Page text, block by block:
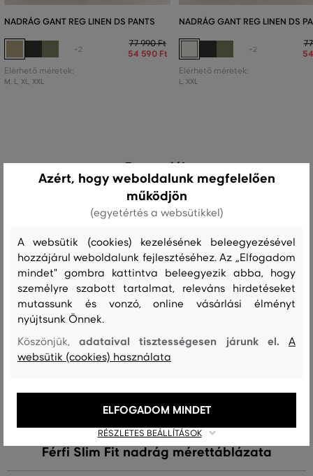
NADRÁG GANT REG LINEN DS PANTS
+2
77 990 Ft
54 590 Ft
Elérhető méretek:
M, L, XL, XXL
NADRÁG GANT REG LINEN DS
+2
Elérhető méretek:
L, XXL
Recenziók
ÜGYFELEINKNEK ÁLTAL ÉRTÉKELT MÉRETEK
viselek
0
A méret egy kicsit kisebb, mint
amit viselek
1
A méret megegyezik az általam
szokásosan viselt mérettel
A méret egy kicsit nagyobb, mint
amit általában viselek
0
amit viselek
Férfi Slim Fit nadrág mérettáblázata
Azért, hogy weboldalunk megfelelően
működjön
(egyetértés a websütikkel)
A websütik (cookies) kezelésének beleegyezésével
hozzájárul weboldalunk fejlesztéséhez. Az „Elfogadom
mindet" gombra kattintva beleegyezik abba, hogy
személyre szabott tartalmat, releváns hirdetéseket
mutassunk és vonzó, online vásárlási élményt
nyújtsunk Önnek.
Köszönjük,adataival tisztességesen járunk el.A
websütik (cookies) használata
RÉSZLETES BEÁLLÍTÁSOK
ELFOGADOM MINDET